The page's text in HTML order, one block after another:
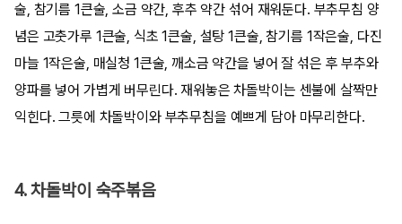
술, 참기름 1큰술, 소금 약간, 후추 약간 섞어 재워둔다. 부추무침 양
념은 고춧가루 1큰술, 식초 1큰술, 설탕 1큰술, 참기름 1작은술, 다진
마늘 1작은술, 매실청 1큰술, 깨소금 약간을 넣어 잘 섞은 후 부추와
양파를 넣어 가볍게 버무린다. 재워놓은 차돌박이는 센불에 살짝만
익힌다. 그릇에 차돌박이와 부추무침을 예쁘게 담아 마무리한다.
4. 차돌박이 숙주볶음